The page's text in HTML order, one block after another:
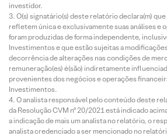
investidor.
O(s) signatário(s) deste relatório declara(m)
refletem única e exclusivamente suas análises e
foram produzidas de forma independente,
Investimentos e que estão sujeitas a
decorrência de alterações nas condições de
remuneração(es) é(são) indiretamente
provenientes dos negócios e operações
Investimentos.
O analista responsável pelo conteúdo deste
da Resolução CVM nº 20/2021 está indicado
a indicação de mais um analista no relatório, o
analista credenciado a ser mencionado no